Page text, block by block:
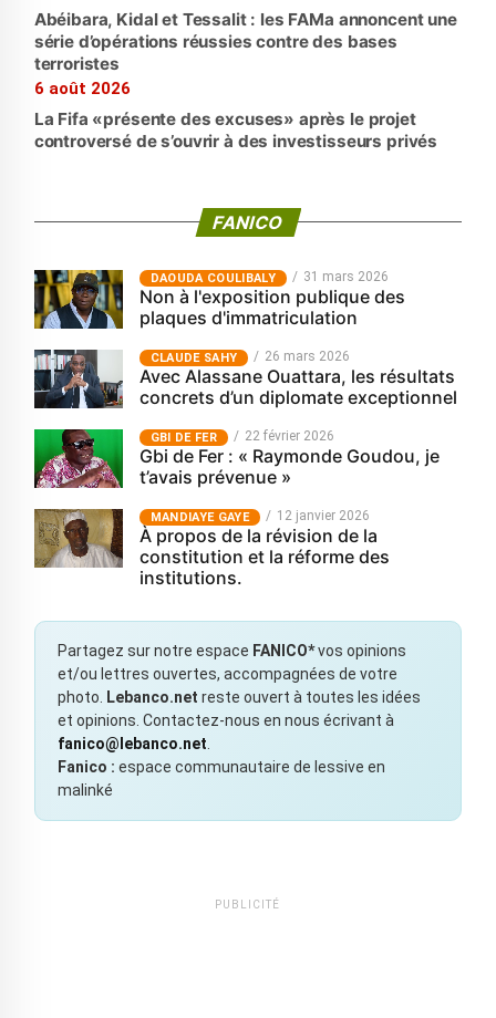
Abéibara, Kidal et Tessalit : les FAMa annoncent une
série d’opérations réussies contre des bases
terroristes
6 août 2026
La Fifa «présente des excuses» après le projet
controversé de s’ouvrir à des investisseurs privés
FANICO
‎DAOUDA COULIBALY 31 mars 2026
Non à l'exposition publique des
plaques d'immatriculation
CLAUDE SAHY 26 mars 2026
Avec Alassane Ouattara, les résultats
concrets d’un diplomate exceptionnel
GBI DE FER 22 février 2026
Gbi de Fer : « Raymonde Goudou, je
t’avais prévenue »
MANDIAYE GAYE 12 janvier 2026
À propos de la révision de la
constitution et la réforme des
institutions.
Partagez sur notre espace FANICO*vos opinions
et/ou lettres ouvertes, accompagnées de votre
photo.
Lebanco.net reste ouvert à toutes les idées
et opinions. Contactez-nous en nous écrivant à
fanico@lebanco.net
Fanico : espace communautaire de lessive en
malinké
PUBLICITÉ